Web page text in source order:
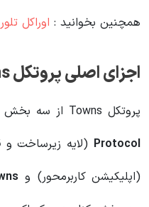
همچنین بخوانید : اوراکل
اجزای اصلی پروتکل Towns
پروتکل Towns از سه بخش اصلی تشکیل شده است:
Protocol (لایه زیرساخت و
(اپلیکیشن کاربرمحور) و